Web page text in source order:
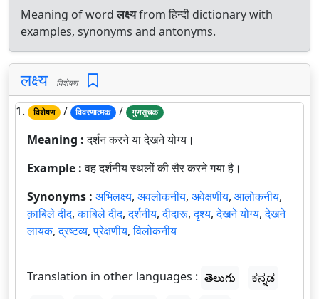
Meaning of wordलक्ष्यfrom हिन्दी dictionary with
examples, synonyms and antonyms.
लक्ष्य विशेषण
1. विशेषण / विवरणात्मक / गुणसूचक
Meaning :दर्शन करने या देखने योग्य।
Example :वह दर्शनीय स्थलों की सैर करने गया है।
Synonyms : अभिलक्ष्य, अवलोकनीय, अवेक्षणीय, आलोकनीय,
क़ाबिले दीद,काबिले दीद,दर्शनीय,दीदारू,दृश्य,देखने योग्य,देखने
लायक,द्रष्टव्य,प्रेक्षणीय,विलोकनीय
Translation in other languages : తెలుగు
ಕನ್ನಡ